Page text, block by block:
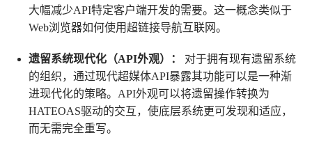
大幅减少API特定客户端开发的需要。这一概念类似于
Web浏览器如何使用超链接导航互联网。
遗留系统现代化（API外观）：
对于拥有现有遗留系统
的组织，通过现代超媒体API暴露其功能可以是一种渐
进现代化的策略。API外观可以将遗留操作转换为
HATEOAS驱动的交互，使底层系统更可发现和适应，
而无需完全重写。